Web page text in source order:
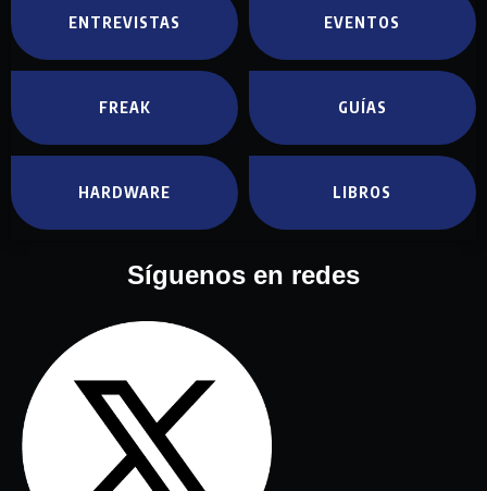
ENTREVISTAS EVENTOS
FREAK GUÍAS
HARDWARE LIBROS
Síguenos en redes